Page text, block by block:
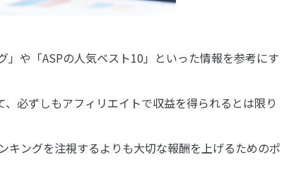
や「ASPの人気ベスト10」といった情報を参考にす
必ずしもアフィリエイトで収益を得られるとは限り
キングを注視するよりも大切な報酬を上げるためのポ